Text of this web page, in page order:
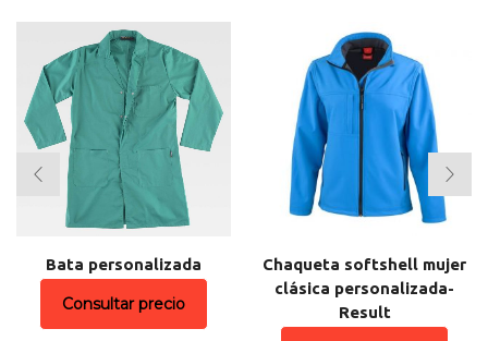
Bata personalizada
Consultar precio
Chaqueta softshell mujer
clásica personalizada-
Result